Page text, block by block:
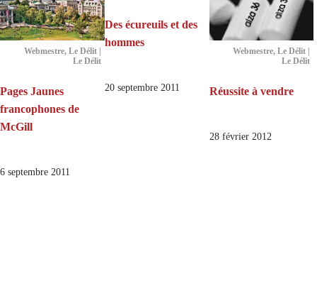
Webmestre, Le Délit |
Le Délit
Pages Jaunes
francophones de
McGill
6 septembre 2011
Des écureuils et des
hommes
20 septembre 2011
Webmestre, Le Délit |
Le Délit
Réussite à vendre
28 février 2012